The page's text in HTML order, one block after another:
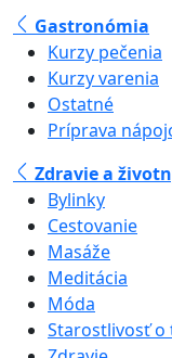
Gastronómia
Kurzy pečenia
Kurzy varenia
Ostatné
Príprava
Zdravie a
Bylinky
Cestovanie
Masáže
Meditácia
Móda
Starostlivosť o